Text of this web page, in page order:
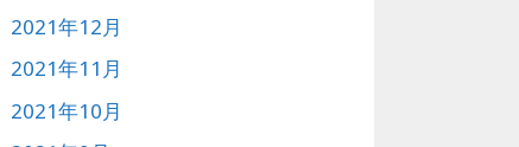
2021年12月
2021年11月
2021年10月